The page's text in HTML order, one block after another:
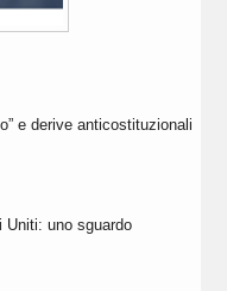
e derive anticostituzionali
Uniti: uno sguardo